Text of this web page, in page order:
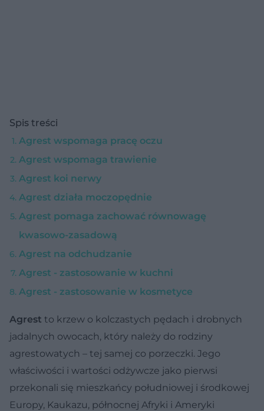
Spis treści
Agrest wspomaga pracę oczu
Agrest wspomaga trawienie
Agrest koi nerwy
Agrest działa moczopędnie
Agrest pomaga zachować równowagę
kwasowo-zasadową
Agrest na odchudzanie
Agrest - zastosowanie w kuchni
Agrest - zastosowanie w kosmetyce
Agrest to krzew o kolczastych pędach i drobnych
jadalnych owocach, który należy do rodziny
agrestowatych – tej samej co porzeczki. Jego
właściwości i wartości odżywcze jako pierwsi
przekonali się mieszkańcy południowej i środkowej
Europy, Kaukazu, północnej Afryki i Ameryki